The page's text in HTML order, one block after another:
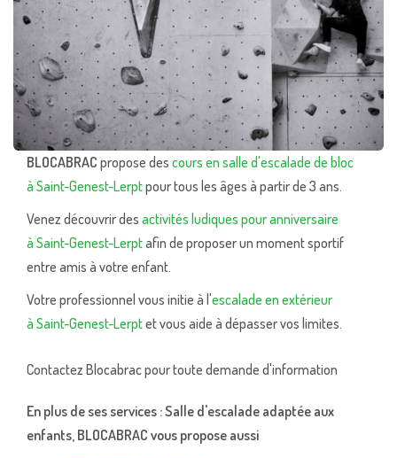
BLOCABRAC propose des cours en salle d'escalade de bloc
à Saint-Genest-Lerptpour tous les âges à partir de 3 ans.
Venez découvrir des activités ludiques pour anniversaire
à Saint-Genest-Lerptafin de proposer un moment sportif
entre amis à votre enfant.
Votre professionnel vous initie à l'escalade en extérieur
à Saint-Genest-Lerptet vous aide à dépasser vos limites.
Contactez Blocabrac pour toute demande d'information
En plus de ses services :Salle d'escalade adaptée aux
enfants, BLOCABRAC vous propose aussi